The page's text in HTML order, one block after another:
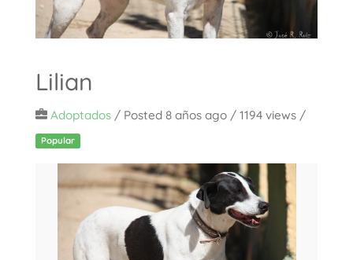
Lilian
Adoptados/ Posted 8 años ago/ 1194 views /
Popular